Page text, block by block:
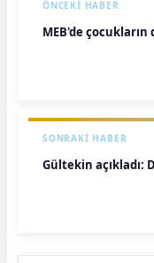
ÖNCEKI HABER
MEB'de
SONRAKI HABER
Gültekin açıkladı: